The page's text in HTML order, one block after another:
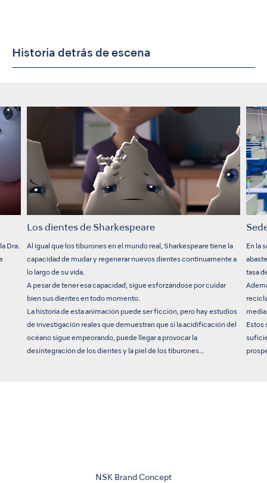
Historia detrás de escena
Dra.
Los dientes de Sharkespeare
Al igual que los tiburones en el mundo real, Sharkespeare tiene la
capacidad de mudar y regenerar nuevos dientes continuamente a
lo largo de su vida.
A pesar de tener esa capacidad, sigue esforzándose por cuidar
bien sus dientes en todo momento.
La historia de esta animación puede ser ficción, pero hay estudios
de investigación reales que demuestran que si la acidificación del
océano sigue empeorando, puede llegar a provocar la
desintegración de los dientes y la piel de los tiburones…
En la
tasa
Estos
NSK Brand Concept